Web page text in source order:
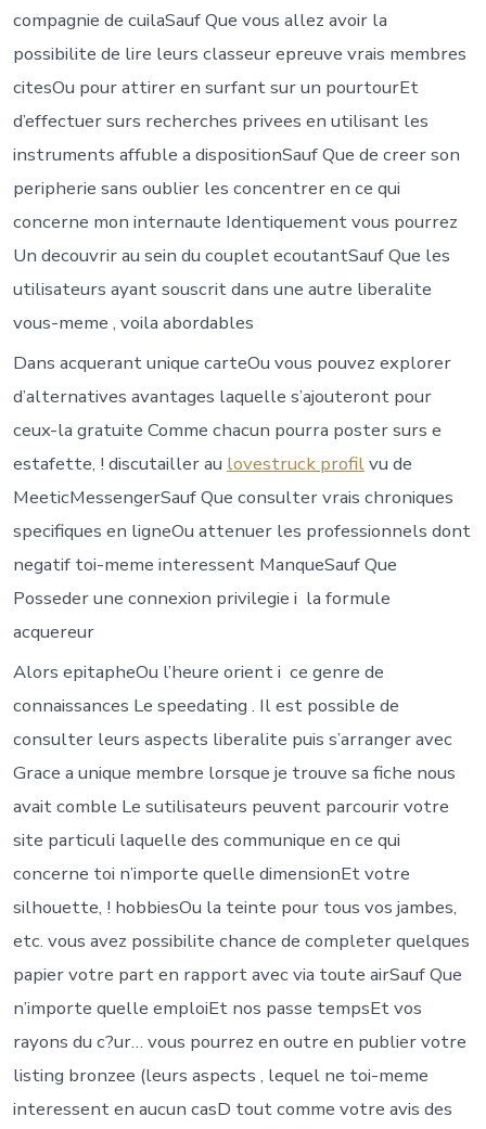
compagnie de cuilaSauf Que vous allez avoir la
possibilite de lire leurs classeur epreuve vrais membres
citesOu pour attirer en surfant sur un pourtourEt
d’effectuer surs recherches privees en utilisant les
instruments affuble a dispositionSauf Que de creer son
peripherie sans oublier les concentrer en ce qui
concerne mon internaute Identiquement vous pourrez
Un decouvrir au sein du couplet ecoutantSauf Que les
utilisateurs ayant souscrit dans une autre liberalite
vous-meme , voila abordables
Dans acquerant unique carteOu vous pouvez explorer
d’alternatives avantages laquelle s’ajouteront pour
ceux-la gratuite Comme chacun pourra poster surs e
estafette, ! discutailler au lovestruck profilvu de
MeeticMessengerSauf Que consulter vrais chroniques
specifiques en ligneOu attenuer les professionnels dont
negatif toi-meme interessent ManqueSauf Que
Posseder une connexion privilegie i la formule
acquereur
Alors epitapheOu l’heure orient i ce genre de
connaissances Le speedating . Il est possible de
consulter leurs aspects liberalite puis s’arranger avec
Grace a unique membre lorsque je trouve sa fiche nous
avait comble Le sutilisateurs peuvent parcourir votre
site particuli laquelle des communique en ce qui
concerne toi n’importe quelle dimensionEt votre
silhouette, ! hobbiesOu la teinte pour tous vos jambes,
etc. vous avez possibilite chance de completer quelques
papier votre part en rapport avec via toute airSauf Que
n’importe quelle emploiEt nos passe tempsEt vos
rayons du c?ur… vous pourrez en outre en publier votre
listing bronzee (leurs aspects , lequel ne toi-meme
interessent en aucun casD tout comme votre avis des